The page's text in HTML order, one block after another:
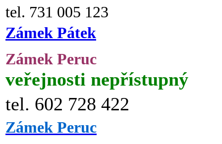
tel. 731 005 123
Zámek Pátek
Zámek Peruc
veřejnosti nepřístupný
tel. 602 728 422
Zámek Peruc